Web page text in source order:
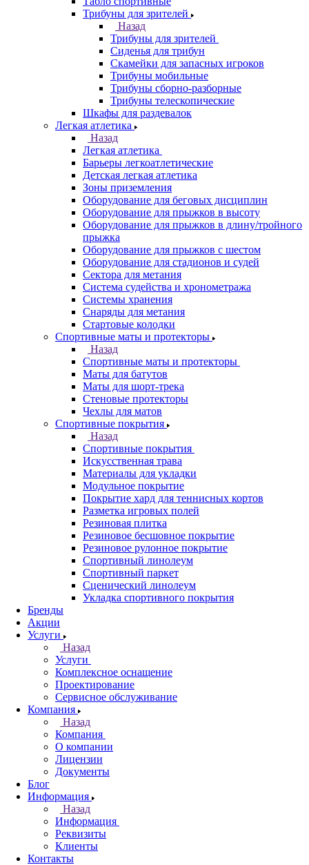
Трибуны для зрителей
Назад
Трибуны для зрителей
Сиденья для трибун
Скамейки для запасных игроков
Трибуны мобильные
Трибуны сборно-разборные
Трибуны телескопические
Шкафы для раздевалок
Легкая атлетика
Назад
Легкая атлетика
Барьеры легкоатлетические
Детская легкая атлетика
Зоны приземления
Оборудование для беговых дисциплин
Оборудование для прыжков в высоту
Оборудование для прыжков в длину/тройного
прыжка
Оборудование для прыжков с шестом
Оборудование для стадионов и судей
Сектора для метания
Система судейства и хронометража
Системы хранения
Снаряды для метания
Стартовые колодки
Спортивные маты и протекторы
Назад
Спортивные маты и протекторы
Маты для батутов
Маты для шорт-трека
Стеновые протекторы
Чехлы для матов
Спортивные покрытия
Назад
Спортивные покрытия
Искусственная трава
Материалы для укладки
Модульное покрытие
Покрытие хард для теннисных кортов
Разметка игровых полей
Резиновая плитка
Резиновое бесшовное покрытие
Резиновое рулонное покрытие
Спортивный линолеум
Спортивный паркет
Сценический линолеум
Укладка спортивного покрытия
Бренды
Акции
Услуги
Назад
Услуги
Комплексное оснащение
Проектирование
Сервисное обслуживание
Компания
Назад
Компания
О компании
Лицензии
Документы
Блог
Информация
Назад
Информация
Реквизиты
Клиенты
Контакты